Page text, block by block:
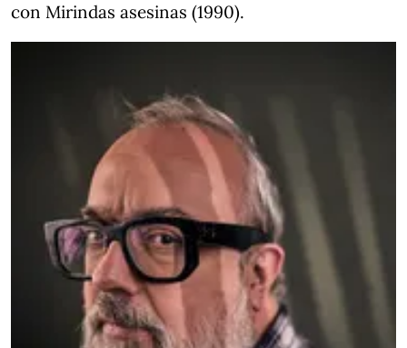
con Mirindas asesinas (1990).